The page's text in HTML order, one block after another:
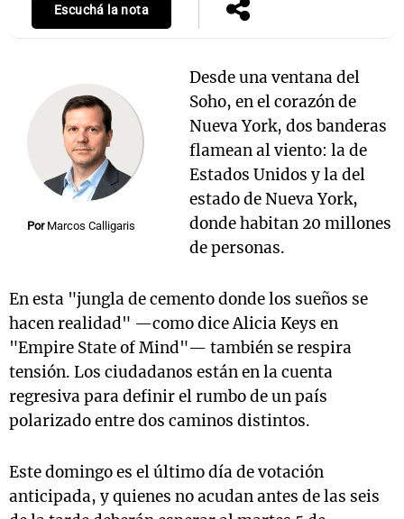
Escuchá la nota
Por Marcos Calligaris
Desde una ventana del
Soho, en el corazón de
Nueva York, dos banderas
flamean al viento: la de
Estados Unidos y la del
estado de Nueva York,
donde habitan 20 millones
de personas.
En esta "jungla de cemento donde los sueños se
hacen realidad" —como dice Alicia Keys en
"Empire State of Mind"— también se respira
tensión. Los ciudadanos están en la cuenta
regresiva para definir el rumbo de un país
polarizado entre dos caminos distintos.
Este domingo es el último día de votación
anticipada, y quienes no acudan antes de las seis